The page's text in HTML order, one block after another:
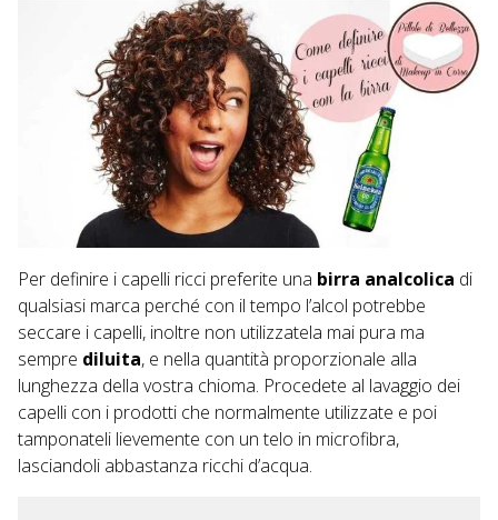
Per definire i capelli ricci preferite una birra analcolica di
qualsiasi marca perché con il tempo l’alcol potrebbe
seccare i capelli, inoltre non utilizzatela mai pura ma
sempre diluita, e nella quantità proporzionale alla
lunghezza della vostra chioma. Procedete al lavaggio dei
capelli con i prodotti che normalmente utilizzate e poi
tamponateli lievemente con un telo in microfibra,
lasciandoli abbastanza ricchi d’acqua.